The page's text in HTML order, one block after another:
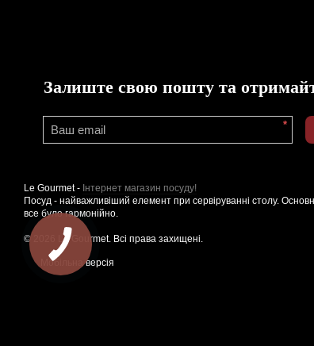
Залиште свою пошту та
*
Le Gourmet - Інтернет магазин посуду!
Посуд - найважливіший елемент при сервіруванні столу.
все було гармонійно.
© 2026 Le Gourmet. Всі права захищені.
Мобільна версія